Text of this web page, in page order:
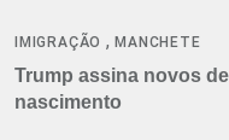
IMIGRAÇÃO ,MANCHETE
Trump assina novos
nascimento